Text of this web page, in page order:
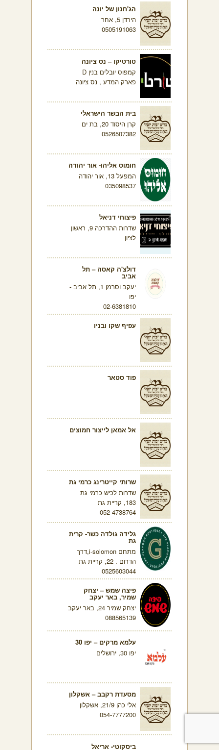
הג'חנון של יונה
הירדן 5, אחר
0505191063
טורטיקו – נס ציונה
קמפוס יובלים בנין D
פארק המדע , נס ציונה
בית הבשר הישראלי
קרן היסוד 20, בת ים
0526507382
חומוס אליהו- אור יהודה
המפעל 13, אור יהודה
035098537
פיצוחי דניאל
שדרות ההדרכה 9, ראשון
לציון
דולצ'ה קאסה – תל
אביב
יעקב וסרמן 1, תל אביב -
יפו
02-6381810
עפיף שקו ובניו
פוד סטאר
אל אמאן לייצור חמוצים
שרותי קייטרינג כרמי גת
שדרות לכיש כרמי גת
183, קריית גת
052-4738764
גלידה גולדה כשר- קרית
גת
מתחם i-solomon,דרך
הדרום . 22, קריית גת
0525603044
פיצה שמש – יצחק
שמיר, באר יעקב
יצחק שמיר 24, באר יעקב
088565139
עלמא מרקים – יפו 30
יפו 30, ירושלים
מסעדת רקבב – אשקלון
אלי כהן 21/9, אשקלון
054-7777200
ביסקוטי- אריאל